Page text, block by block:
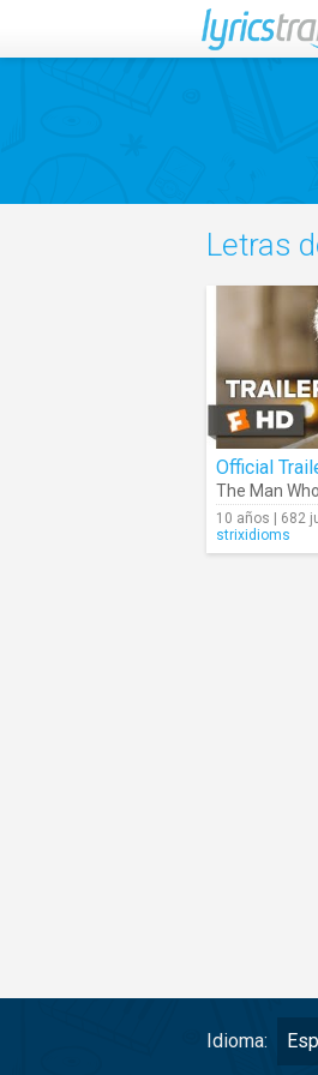
Letras
Official
The Man
10 años | 682
strixidioms
Idioma: